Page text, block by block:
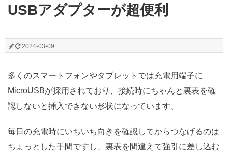
USBアダプターが超便利
2024-03-09
多くのスマートフォンやタブレットでは充電用端子に
MicroUSBが採用されており、接続時にちゃんと裏表を確
認しないと挿入できない形状になっています。
毎日の充電時にいちいち向きを確認してからつなげるのは
ちょっとした手間ですし、裏表を間違えて強引に差し込む